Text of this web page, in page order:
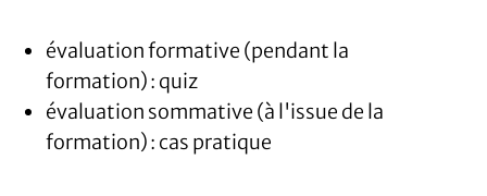
évaluation formative (pendant la
formation) : quiz
évaluation sommative (à l'issue de la
formation) : cas pratique